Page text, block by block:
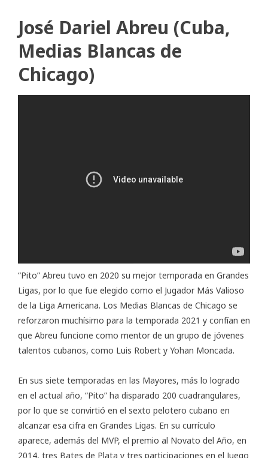
José Dariel Abreu (Cuba,
Medias Blancas de
Chicago)
“Pito” Abreu tuvo en 2020 su mejor temporada en Grandes
Ligas, por lo que fue elegido como el Jugador Más Valioso
de la Liga Americana. Los Medias Blancas de Chicago se
reforzaron muchísimo para la temporada 2021 y confían en
que Abreu funcione como mentor de un grupo de jóvenes
talentos cubanos, como Luis Robert y Yohan Moncada.
En sus siete temporadas en las Mayores, más lo logrado
en el actual año, “Pito” ha disparado 200 cuadrangulares,
por lo que se convirtió en el sexto pelotero cubano en
alcanzar esa cifra en Grandes Ligas. En su currículo
aparece, además del MVP, el premio al Novato del Año, en
2014, tres Bates de Plata y tres participaciones en el Juego